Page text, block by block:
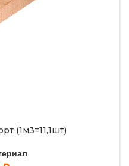
(1м3=11,1шт)